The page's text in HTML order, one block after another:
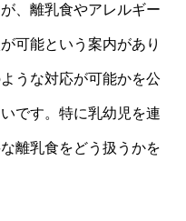
、離乳食やアレルギー
可能という案内があり
うな対応が可能かを公
です。特に乳幼児を連
離乳食をどう扱うかを